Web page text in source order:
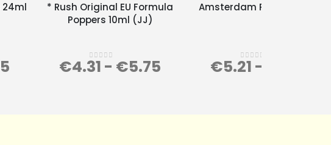
24ml
* Rush Original EU Formula
Poppers 10ml (JJ)
0out of 5
€4.31 - €5.75
Amsterdam Poppers 24ml
0out of 5
€5.21 -